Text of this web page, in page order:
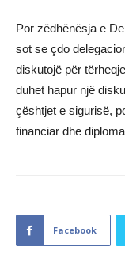
Por zëdhënësja e
sot se çdo
diskutojë për
duhet hapur një
çështjet e sigurisë,
financiar dhe
Facebook